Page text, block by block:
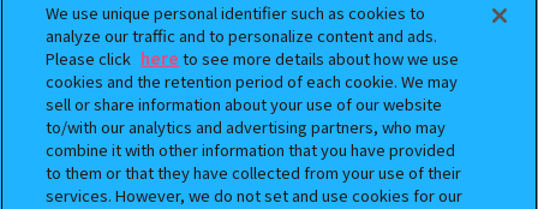
ガシャポンどこ？
アンケート
ウェブアクセシビリティ方針
We use unique personal identifier such as cookies to
analyze our traffic and to personalize content and ads.
Please click here to see more details about how we use
cookies and the retention period of each cookie. We may
sell or share information about your use of our website
to/with our analytics and advertising partners, who may
combine it with other information that you have provided
to them or that they have collected from your use of their
services. However, we do not set and use cookies for our